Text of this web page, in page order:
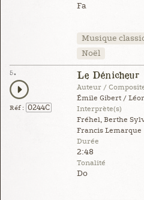
Fa
Musique
Noël
5.
Réf : 0244C
Le Dénicheur
Auteur /
Émile Gibert /
Interprète(s)
Fréhel, Berthe
Francis Lemarque
Durée
2:48
Tonalité
Do